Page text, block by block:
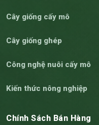
Cây giống cấy mô
Cây giống ghép
Công nghệ nuôi cấy mô
Kiến thức nông nghiệp
Chính Sách Bán Hàng